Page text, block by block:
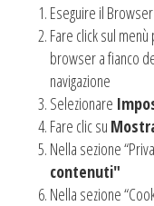
Eseguire il
Fare click sul
browser a fianco
navigazione
Selezionare
Fare clic su
Nella sezione
contenuti"
Nella sezione